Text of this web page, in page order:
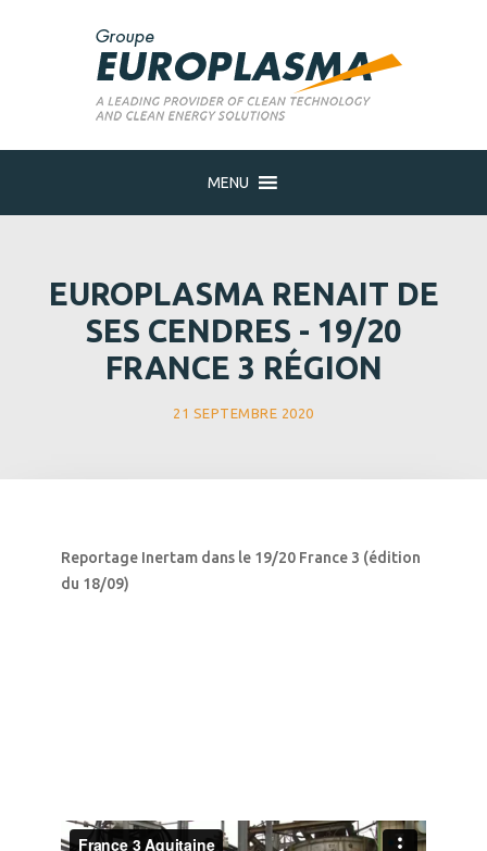
MENU
EUROPLASMA RENAIT DE
SES CENDRES - 19/20
FRANCE 3 RÉGION
21 SEPTEMBRE 2020
Reportage Inertam dans le 19/20 France 3 (édition
du 18/09)